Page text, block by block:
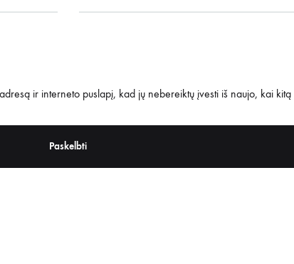
ir interneto puslapį, kad jų nebereiktų įvesti iš naujo, kai